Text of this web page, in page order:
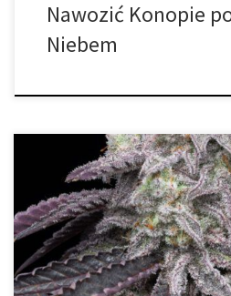
Nawozić Konopie
Niebem
Opanowanie techniki przycinania
sukcesu w uprawie tych roślin,
Świadome i celowe usuwanie liści,
pozwala nie tylko poprawić strukturę
jakość i wielkość zbiorów dzięki
fotosyntezy, wentylacji oraz